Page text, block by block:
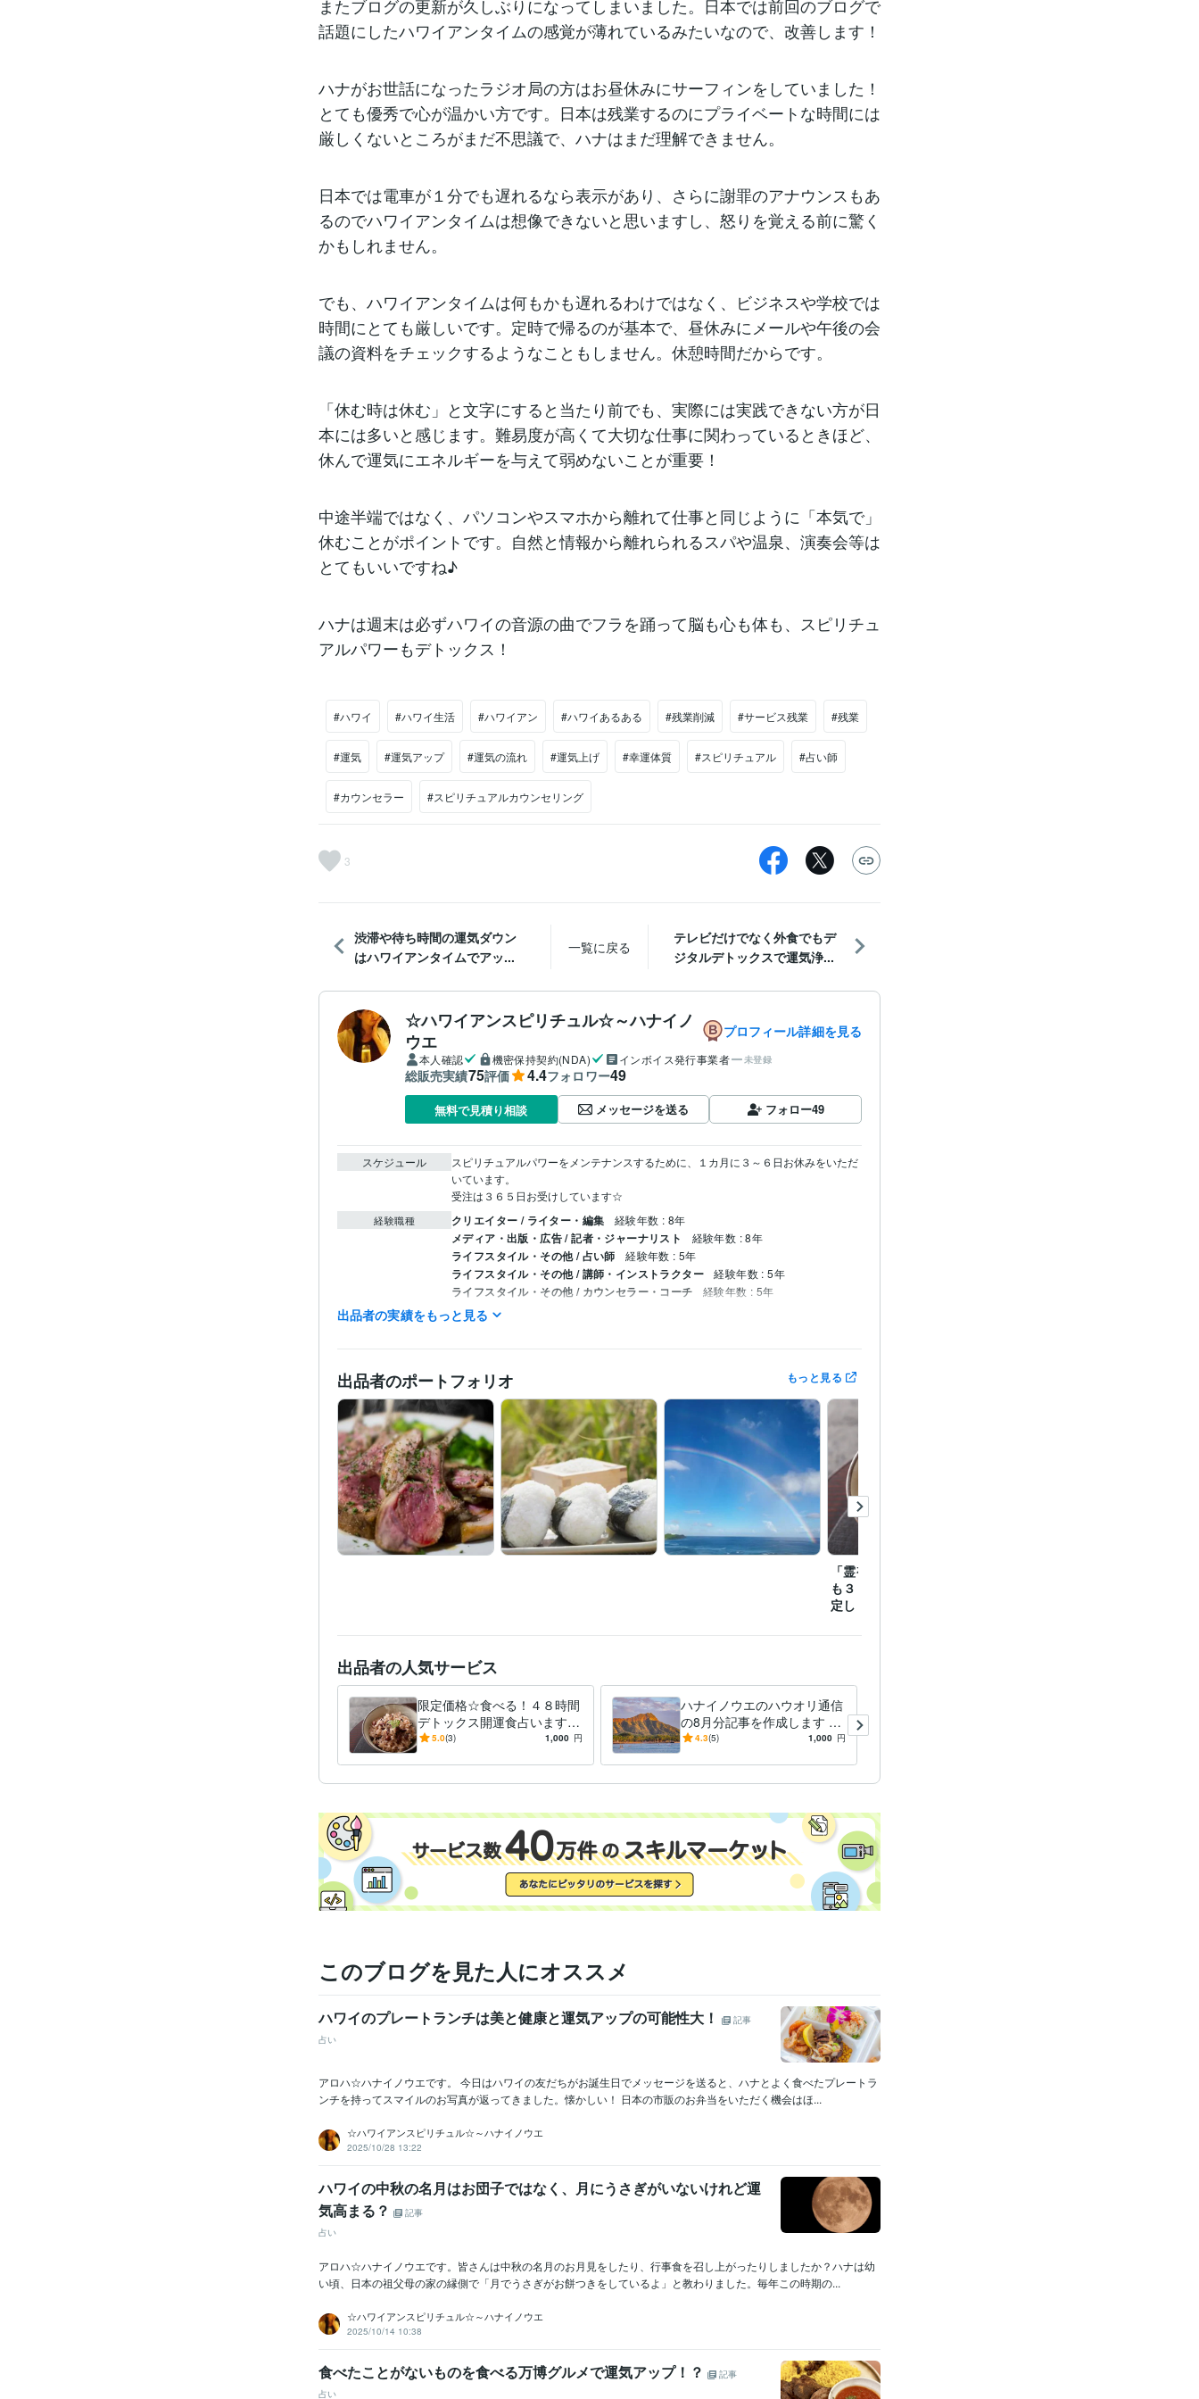
またブログの更新が久しぶりになってしまいました。日本では前回のブログで
話題にしたハワイアンタイムの感覚が薄れているみたいなので、改善します！
ハナがお世話になったラジオ局の方はお昼休みにサーフィンをしていました！
とても優秀で心が温かい方です。日本は残業するのにプライベートな時間には
厳しくないところがまだ不思議で、ハナはまだ理解できません。
日本では電車が１分でも遅れるなら表示があり、さらに謝罪のアナウンスもあ
るのでハワイアンタイムは想像できないと思いますし、怒りを覚える前に驚く
かもしれません。
でも、ハワイアンタイムは何もかも遅れるわけではなく、ビジネスや学校では
時間にとても厳しいです。定時で帰るのが基本で、昼休みにメールや午後の会
議の資料をチェックするようなこともしません。休憩時間だからです。
「休む時は休む」と文字にすると当たり前でも、実際には実践できない方が日
本には多いと感じます。難易度が高くて大切な仕事に関わっているときほど、
休んで運気にエネルギーを与えて弱めないことが重要！
中途半端ではなく、パソコンやスマホから離れて仕事と同じように「本気で」
休むことがポイントです。自然と情報から離れられるスパや温泉、演奏会等は
とてもいいですね♪
ハナは週末は必ずハワイの音源の曲でフラを踊って脳も心も体も、スピリチュ
アルパワーもデトックス！
#ハワイ #ハワイ生活 #ハワイアン #ハワイあるある #残業削減 #サービス残業 #残業
#運気 #運気アップ #運気の流れ #運気上げ #幸運体質 #スピリチュアル #占い師
#カウンセラー #スピリチュアルカウンセリング
3
渋滞や待ち時間の運気ダウン
はハワイアンタイムでアッ...
一覧に戻る
テレビだけでなく外食でもデ
ジタルデトックスで運気浄...
☆ハワイアンスピリチュル☆～ハナイノ
ウエ
プロフィール詳細を見る
本人確認 機密保持契約(NDA) インボイス発行事業者 未登録
総販売実績75評価 4.4フォロワー49
無料で見積り相談 メッセージを送る フォロー49
スケジュール
スピリチュアルパワーをメンテナンスするために、１カ月に３～６日お休みをいただ
いています。
受注は３６５日お受けしています☆
経験職種 クリエイター / ライター・編集 経験年数 : 8年
メディア・出版・広告 / 記者・ジャーナリスト 経験年数 : 8年
ライフスタイル・その他 / 占い師 経験年数 : 5年
ライフスタイル・その他 / 講師・インストラクター 経験年数 : 5年
ライフスタイル・その他 / カウンセラー・コーチ 経験年数 : 5年
受賞歴 ハワイアンスピリチュアル鑑定/ハワイの文化・観光・グルメ執筆
得意分野 占い 霊視透視でのハワイアンスピリチュアル鑑定
霊視 透視 スピリチュアル 恋愛 ダイエット 家庭 相性 仕事 運勢 厄除け
悩み相談・カウンセリング ハナ的ポジティブシンキングカウンセリング
語学力 英語 ネイティブレベル
出品者の実績をもっと見る
出品者のポートフォリオ もっと見る
「霊視透視☆何日からで
も３１日間の総合運を鑑
定します」の一例
出品者の人気サービス
限定価格☆食べる！４８時間
デトックス開運食占います
脳も心も喜ぶ健康的なデトッ
5.0(3) 1,000 円
ハナイノウエのハウオリ通信
の8月分記事を作成します Y
様限定☆ハナイノウエのハウ
4.3(5) 1,000 円
このブログを見た人にオススメ
ハワイのプレートランチは美と健康と運気アップの可能性大！
記事
占い
アロハ☆ハナイノウエです。 今日はハワイの友だちがお誕生日でメッセージを送ると、ハナとよく食べたプレートラ
ンチを持ってスマイルのお写真が返ってきました。懐かしい！ 日本の市販のお弁当をいただく機会はほ...
☆ハワイアンスピリチュル☆～ハナイノウエ
2025/10/28 13:22
ハワイの中秋の名月はお団子ではなく、月にうさぎがいないけれど運
気高まる？
記事
占い
アロハ☆ハナイノウエです。皆さんは中秋の名月のお月見をしたり、行事食を召し上がったりしましたか？ハナは幼
い頃、日本の祖父母の家の縁側で「月でうさぎがお餅つきをしているよ」と教わりました。毎年この時期の...
☆ハワイアンスピリチュル☆～ハナイノウエ
2025/10/14 10:38
食べたことがないものを食べる万博グルメで運気アップ！？
記事
占い